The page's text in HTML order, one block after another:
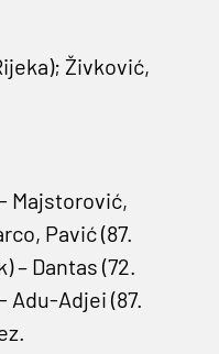
Živković,
Majstorović,
Pavić (87.
– Dantas (72.
Adu-Adjei (87.